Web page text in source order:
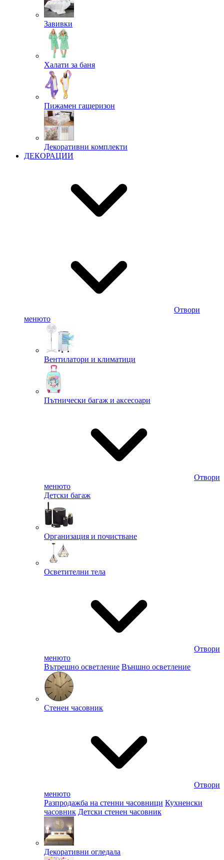
Завивки
Халати за баня
Пижамен гащеризон
Декоративни комплекти
ДЕКОРАЦИИ
Отвори
менюто
Вентилатори и климатици
Пътнически багаж и аксесоари
Отвори
менюто
Детски багаж
Организация и почистване
Осветителни тела
Отвори
менюто
Вътрешно осветление Външно осветление
Стенен часовник
Отвори
менюто
Разпродажба на стенни часовници Кухненски
часовник Детски стенен часовник
Декоративни огледала